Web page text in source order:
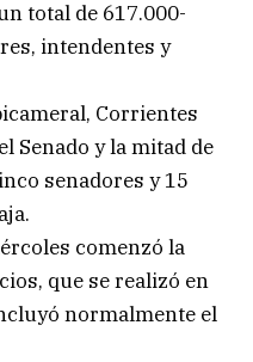
total de 617.000-
intendentes y
Corrientes
Senado y la mitad de
senadores y 15
comenzó la
que se realizó en
normalmente el